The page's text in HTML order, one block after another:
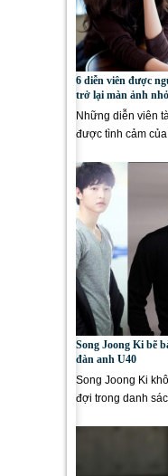
6 diễn viên được
trở lại màn ảnh nhỏ
Những diễn viên
được tình cảm
Song Joong Ki bẽ
đàn anh U40
Song Joong Ki
đợi trong danh